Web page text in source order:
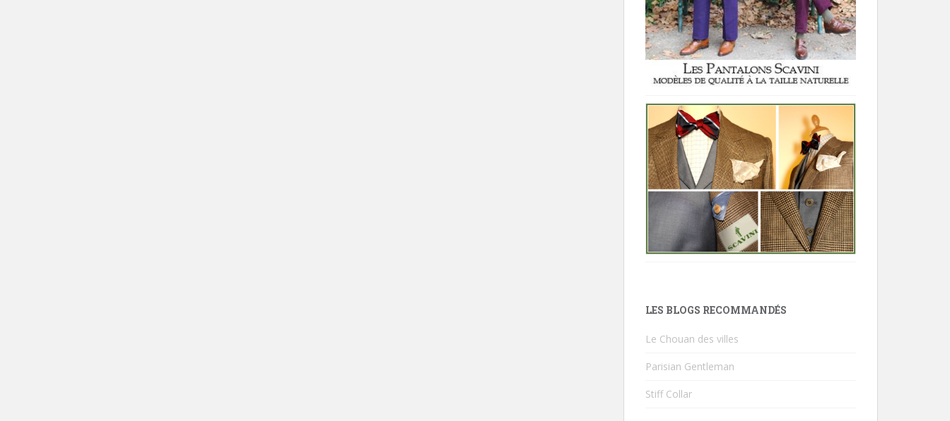
LES BLOGS RECOMMANDÉS
Le Chouan des villes
Parisian Gentleman
Stiff Collar